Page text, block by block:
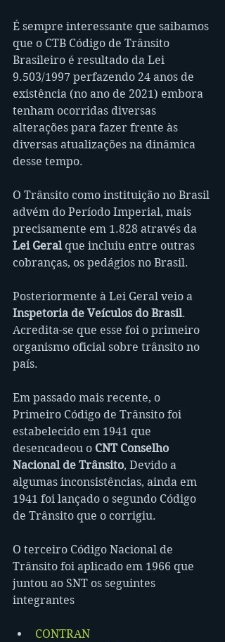
É sempre interessante que saibamos
que o CTB Código de Trânsito
Brasileiro é resultado da Lei
9.503/1997 perfazendo 24 anos de
existência (no ano de 2021) embora
tenham ocorridas diversas
alterações para fazer frente às
diversas atualizações na dinâmica
desse tempo.
O Trânsito como instituição no Brasil
advém do Período Imperial, mais
precisamente em 1.828 através da
Lei Geral que incluiu entre outras
cobranças, os pedágios no Brasil.
Posteriormente à Lei Geral veio a
Inspetoria de Veículos do Brasil.
Acredita-se que esse foi o primeiro
organismo oficial sobre trânsito no
país.
Em passado mais recente, o
Primeiro Código de Trânsito foi
estabelecido em 1941 que
desencadeou o CNT Conselho
Nacional de Trânsito, Devido a
algumas inconsistências, ainda em
1941 foi lançado o segundo Código
de Trânsito que o corrigiu.
O terceiro Código Nacional de
Trânsito foi aplicado em 1966 que
juntou ao SNT os seguintes
integrantes
CONTRAN